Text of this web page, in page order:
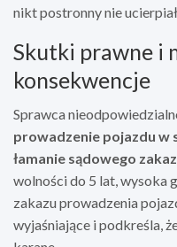
nikt postronny nie
Skutki prawne i
konsekwencje
Sprawca
prowadzenie pojazdu w
łamanie sądowego
wolności do 5 lat, wysoka
zakazu prowadzenia
wyjaśniające i podkreśla,